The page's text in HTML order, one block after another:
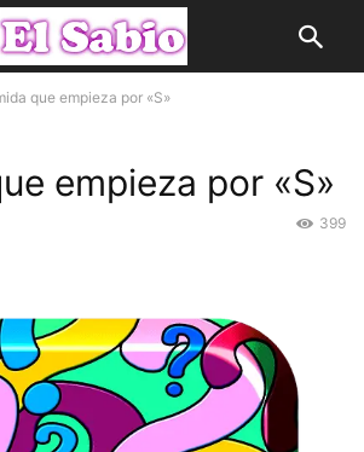
que empieza por «S»
empieza por «S»
399